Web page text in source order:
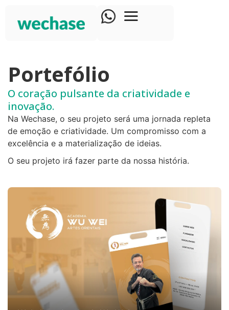
Portefólio
O coração pulsante da criatividade e
inovação.
Na Wechase, o seu projeto será uma jornada repleta
de emoção e criatividade. Um compromisso com a
excelência e a materialização de ideias.
O seu projeto irá fazer parte da nossa história.